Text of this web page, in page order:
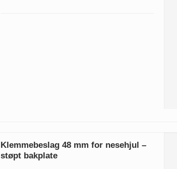
Klemmebeslag 48 mm for nesehjul –
støpt bakplate